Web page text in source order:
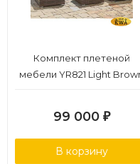
Комплект плетеной
мебели YR821 Light
99 000 ₽
В корзину